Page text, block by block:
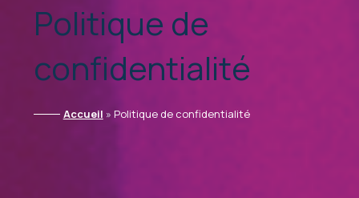
Politique de
confidentialité
Accueil » Politique de confidentialité